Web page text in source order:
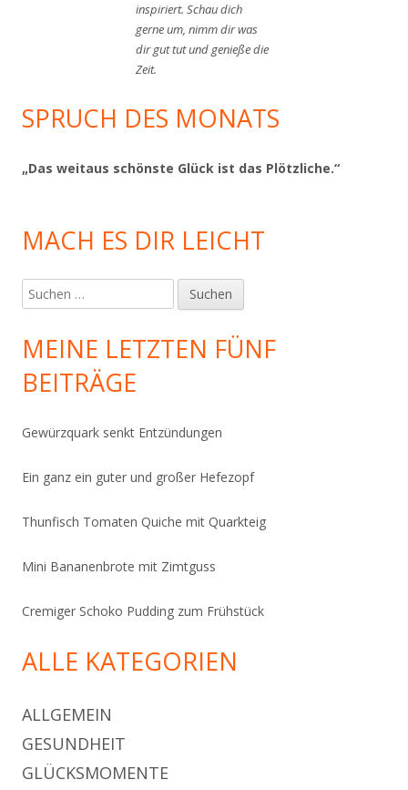
inspiriert. Schau dich
gerne um, nimm dir was
dir gut tut und genieße die
Zeit.
SPRUCH DES MONATS
„Das weitaus schönste Glück ist das Plötzliche.“
MACH ES DIR LEICHT
Suchen
nach:
MEINE LETZTEN FÜNF
BEITRÄGE
Gewürzquark senkt Entzündungen
Ein ganz ein guter und großer Hefezopf
Thunfisch Tomaten Quiche mit Quarkteig
Mini Bananenbrote mit Zimtguss
Cremiger Schoko Pudding zum Frühstück
ALLE KATEGORIEN
ALLGEMEIN
GESUNDHEIT
GLÜCKSMOMENTE